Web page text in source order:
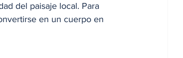
del paisaje local. Para
en un cuerpo en